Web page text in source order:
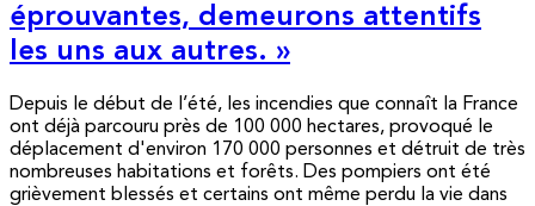
éprouvantes, demeurons attentifs
les uns aux autres. »
Depuis le début de l’été, les incendies que connaît la France
ont déjà parcouru près de 100 000 hectares, provoqué le
déplacement d'environ 170 000 personnes et détruit de très
nombreuses habitations et forêts. Des pompiers ont été
grièvement blessés et certains ont même perdu la vie dans